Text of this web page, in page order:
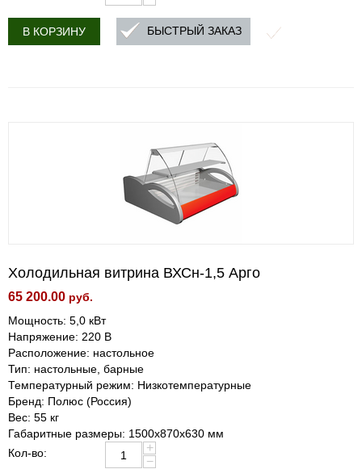
В КОРЗИНУ БЫСТРЫЙ ЗАКАЗ
Холодильная витрина ВХСн-1,5 Арго
65 200.00 руб.
Мощность: 5,0 кВт
Напряжение: 220 В
Расположение: настольное
Тип: настольные, барные
Температурный режим: Низкотемпературные
Бренд: Полюс (Россия)
Вес: 55 кг
Габаритные размеры: 1500х870х630 мм
Кол-во:
+
−